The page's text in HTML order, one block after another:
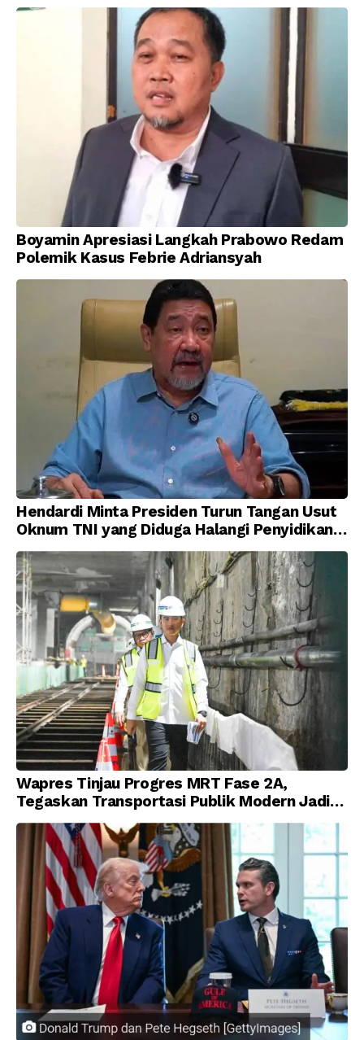
Kemerdekaan Indonesia
Boyamin Apresiasi Langkah Prabowo Redam
Polemik Kasus Febrie Adriansyah
Hendardi Minta Presiden Turun Tangan Usut
Oknum TNI yang Diduga Halangi Penyidikan
Korupsi
Wapres Tinjau Progres MRT Fase 2A,
Tegaskan Transportasi Publik Modern Jadi
Prioritas Nasional